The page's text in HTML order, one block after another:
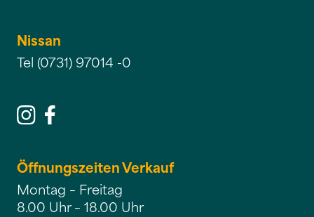
Nissan
Tel (0731) 97014 -0
Öffnungszeiten Verkauf
Montag – Freitag
8.00 Uhr – 18.00 Uhr